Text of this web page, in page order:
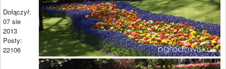
Dołączył:
07 sie
2013
Posty:
22106